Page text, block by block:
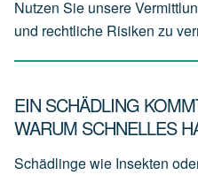
Nutzen Sie unsere
und rechtliche Risiken zu
EIN SCHÄDLING
WARUM SCHNELLES
Schädlinge wie Insekten